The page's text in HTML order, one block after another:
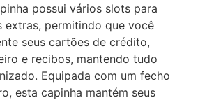
possui vários slots para
extras, permitindo que você
seus cartões de crédito,
e recibos, mantendo tudo
Equipada com um fecho
esta capinha mantém seus